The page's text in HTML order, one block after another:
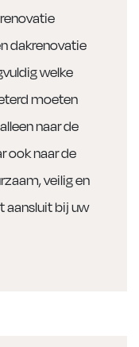
dakrenovatie
welke
moeten
naar de
ook naar de
veilig en
aansluit bij uw